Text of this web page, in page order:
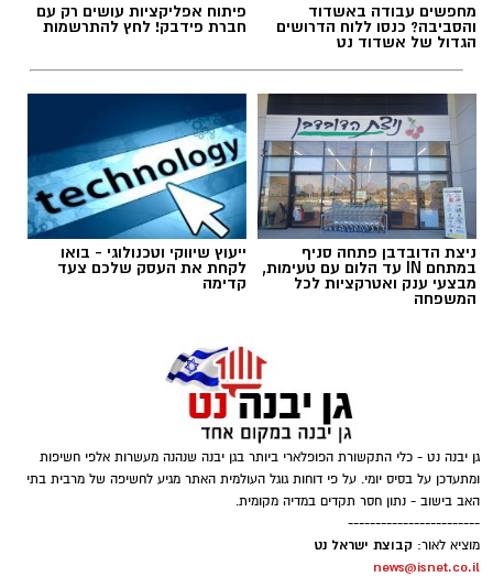
בוי ג'ורג' השיר החדש שתומך בישראל הקשיבו
למילים וצפו בקלפי הרשמי
בוי ג'ורג' השיר החדש שתומך בישראל הקשיבו
George מעורר סערה בינלאומית בעקבות שיר
נרקוד"), שבו הוא מביע תמיכה בישראל ובקורבנות
מתקפת הטרור של 7 באוקטובר. השיר שואב
השראה מהאירועים הקשים שהתרחשו בפסטיבל
הנובה ומהפגיעה באלפי אזרחים ישראלים.
מחפשים עבודה באשדוד
והסביבה? כנסו ללוח הדרושים
הגדול של אשדוד נט
פיתוח אפליקציות עושים רק עם
חברת פידבק! לחץ להתרשמות
ניצת הדובדבן פתחה סניף
במתחם IN עד הלום עם טעימות,
מבצעי ענק ואטרקציות לכל
המשפחה
ייעוץ שיווקי וטכנולוגי - בואו
לקחת את העסק שלכם צעד
קדימה
גן יבנה נט - כלי התקשורת הפופלארי ביותר בגן יבנה שנהנה מעשרות אלפי חשיפות
ומתעדכן על בסיס יומי. על פי דוחות גוגל העולמית האתר מגיע לחשיפה של מרבית בתי
האב בישוב - נתון חסר תקדים במדיה מקומית.
------------------------
מוציא לאור: קבוצת ישראל נט
news@isnet.co.il